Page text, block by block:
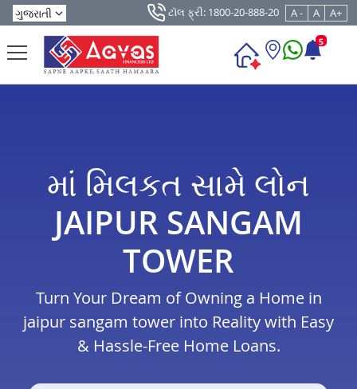
ટૉલ ફ્રી: 1800-20-888-20 A - A A+
5
માં મિલકત સામે લોન
JAIPUR SANGAM
TOWER
Turn Your Dream of Owning a Home in
jaipur sangam tower into Reality with Easy
& Hassle-Free Home Loans.